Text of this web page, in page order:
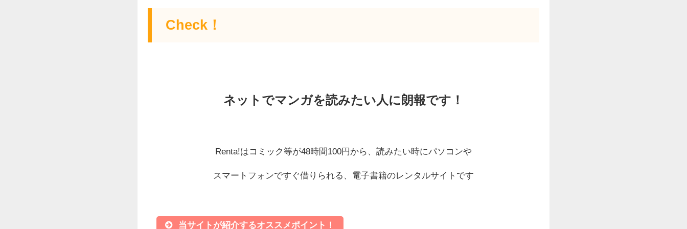
Check！
ネットでマンガを読みたい人に朗報です！
Renta!はコミック等が48時間100円から、読みたい時にパソコンや
スマートフォンですぐ借りられる、電子書籍のレンタルサイトです
当サイトが紹介するオススメポイント！